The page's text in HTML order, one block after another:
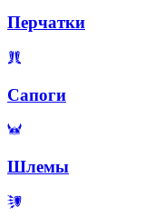
Перчатки
Сапоги
Шлемы